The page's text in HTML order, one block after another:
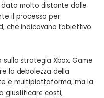
dato molto distante dalle
il processo per
che indicavano l’obiettivo
strategia Xbox. Game
la debolezza della
e multipiattaforma, ma la
giustificare costi,